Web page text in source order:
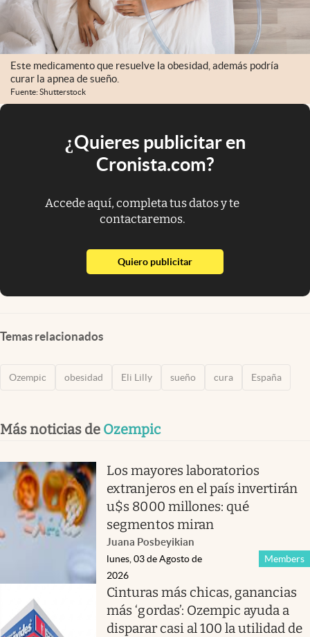
Este medicamento que resuelve la obesidad, además podría
curar la apnea de sueño.
Fuente: Shutterstock
¿Quieres publicitar en
Cronista.com?
Accede aquí, completa tus datos y te
contactaremos.
Quiero publicitarabre en nueva pestaña
Temas relacionados
Ozempic obesidad Eli Lilly sueño cura España
Más noticias de Ozempic
Los mayores laboratorios
extranjeros en el país invertirán
u$s 8000 millones: qué
segmentos miran
Juana Posbeyikian
Members
lunes, 03 de Agosto de
2026
Cinturas más chicas, ganancias
más ‘gordas’: Ozempic ayuda a
disparar casi al 100 la utilidad de